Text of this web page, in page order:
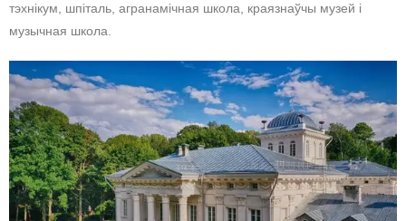
тэхнікум, шпіталь, агранамічная школа, краязнаўчы музей і
музычная школа.